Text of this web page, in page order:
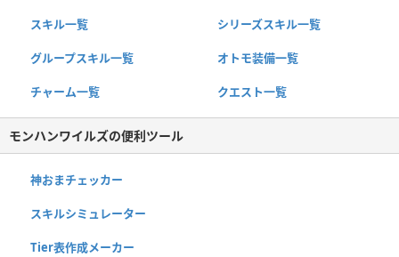
スキル一覧 シリーズスキル一覧
グループスキル一覧 オトモ装備一覧
チャーム一覧 クエスト一覧
モンハンワイルズの便利ツール
神おまチェッカー
スキルシミュレーター
Tier表作成メーカー